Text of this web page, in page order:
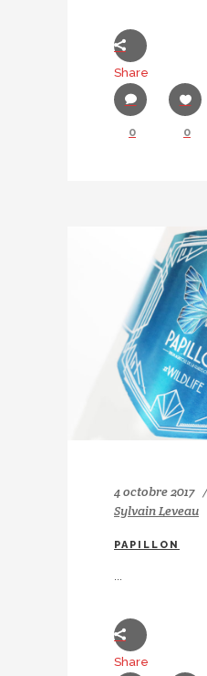
Share
0 0
4 octobre 2017
Sylvain Leveau
PAPILLON
Share